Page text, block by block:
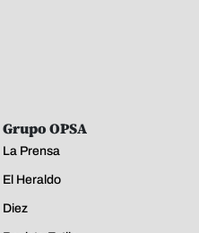
Grupo OPSA
La Prensa
El Heraldo
Diez